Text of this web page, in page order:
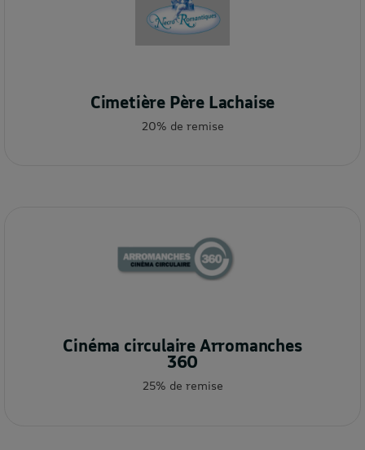
Cimetière Père Lachaise
20% de remise
Cinéma circulaire Arromanches
360
25% de remise